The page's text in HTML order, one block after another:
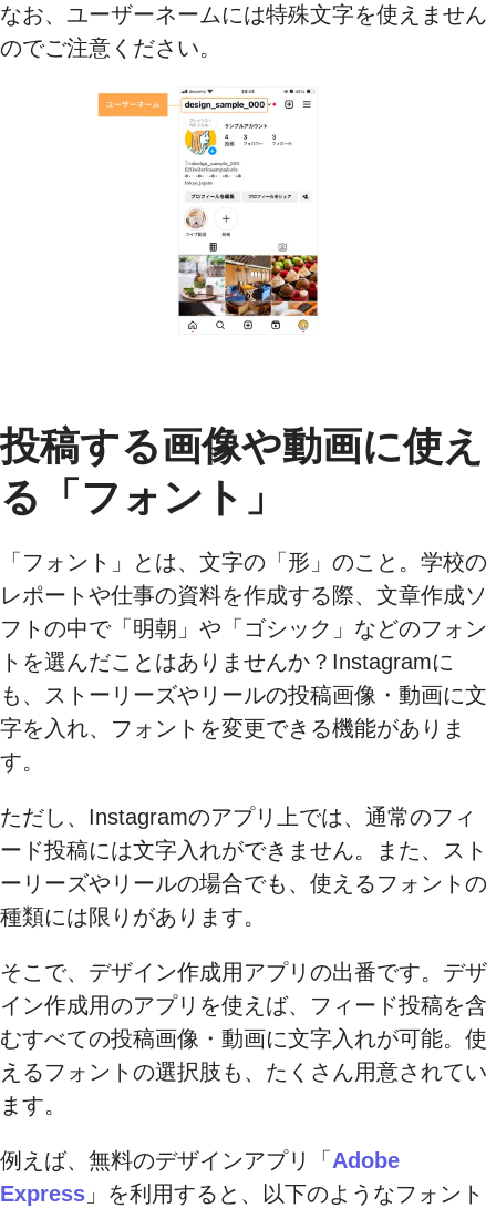
なお、ユーザーネームには特殊文字を使えません
のでご注意ください。
投稿する画像や動画に使え
る「フォント」
「フォント」とは、文字の「形」のこと。学校の
レポートや仕事の資料を作成する際、文章作成ソ
フトの中で「明朝」や「ゴシック」などのフォン
トを選んだことはありませんか？Instagramに
も、ストーリーズやリールの投稿画像・動画に文
字を入れ、フォントを変更できる機能がありま
す。
ただし、Instagramのアプリ上では、通常のフィ
ード投稿には文字入れができません。また、スト
ーリーズやリールの場合でも、使えるフォントの
種類には限りがあります。
そこで、デザイン作成用アプリの出番です。デザ
イン作成用のアプリを使えば、フィード投稿を含
むすべての投稿画像・動画に文字入れが可能。使
えるフォントの選択肢も、たくさん用意されてい
ます。
例えば、無料のデザインアプリ「Adobe
Express 」を利用すると、以下のようなフォント